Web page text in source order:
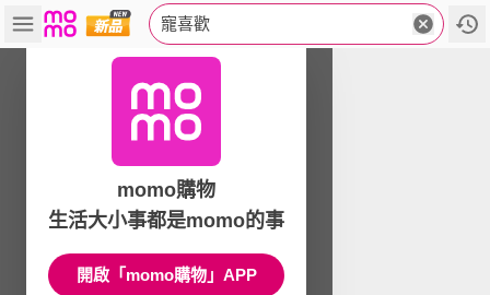
寵喜歡
momo購物
生活大小事都是momo的事
開啟「momo購物」APP